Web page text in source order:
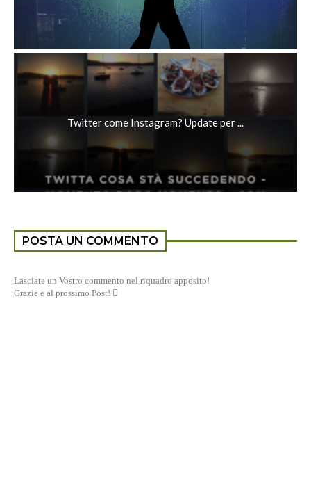
Twitter come Instagram? Update per ...
POSTA UN COMMENTO
Lasciate un Vostro commento nel riquadro apposito!
Grazie e al prossimo Post! 